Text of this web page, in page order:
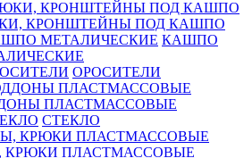
КРОНШТЕЙНЫ ПОД КАШПО
КАШПО
ОРОСИТЕЛИ
ПЛАСТМАССОВЫЕ
СТЕКЛО
КРЮКИ ПЛАСТМАССОВЫЕ